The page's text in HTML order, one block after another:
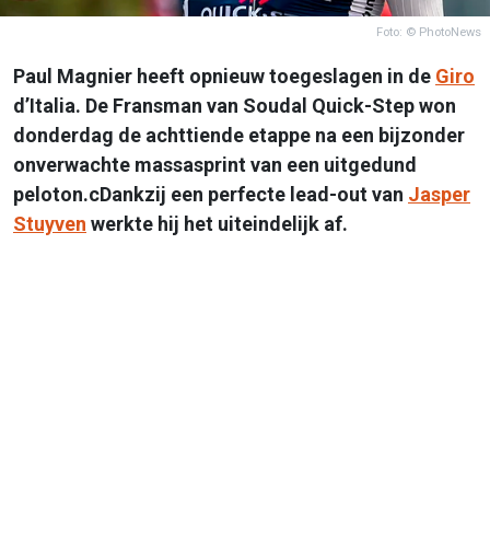
Foto: © PhotoNews
Paul Magnier heeft opnieuw toegeslagen in de Giro
d’Italia. De Fransman van Soudal Quick-Step won
donderdag de achttiende etappe na een bijzonder
onverwachte massasprint van een uitgedund
peloton.cDankzij een perfecte lead-out van Jasper
Stuyven werkte hij het uiteindelijk af.